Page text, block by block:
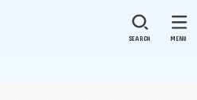
SEARCH MENU